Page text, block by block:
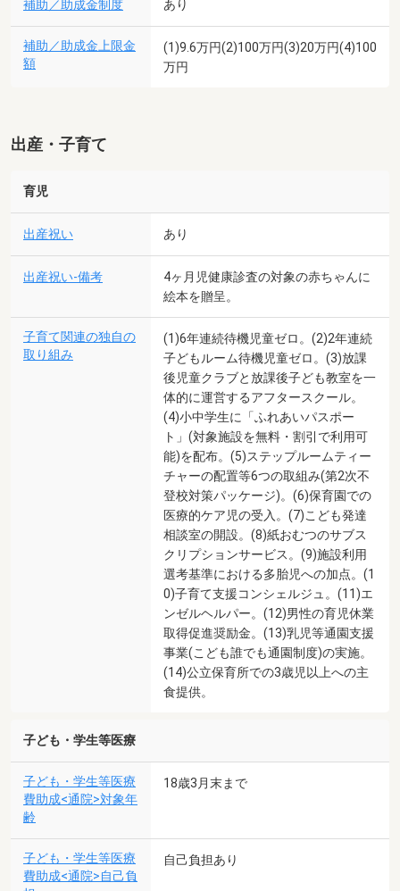
補助／助成金制度 あり
補助／助成金上限金
額
(1)9.6万円(2)100万円(3)20万円(4)100
万円
出産・子育て
育児
出産祝い あり
出産祝い-備考
4ヶ月児健康診査の対象の赤ちゃんに
絵本を贈呈。
子育て関連の独自の
取り組み
(1)6年連続待機児童ゼロ。(2)2年連続
子どもルーム待機児童ゼロ。(3)放課
後児童クラブと放課後子ども教室を一
体的に運営するアフタースクール。
(4)小中学生に「ふれあいパスポー
ト」(対象施設を無料・割引で利用可
能)を配布。(5)ステップルームティー
チャーの配置等6つの取組み(第2次不
登校対策パッケージ)。(6)保育園での
医療的ケア児の受入。(7)こども発達
相談室の開設。(8)紙おむつのサブス
クリプションサービス。(9)施設利用
選考基準における多胎児への加点。(1
0)子育て支援コンシェルジュ。(11)エ
ンゼルヘルパー。(12)男性の育児休業
取得促進奨励金。(13)乳児等通園支援
事業(こども誰でも通園制度)の実施。
(14)公立保育所での3歳児以上への主
食提供。
子ども・学生等医療
子ども・学生等医療
費助成<通院>対象年
齢
18歳3月末まで
子ども・学生等医療
費助成<通院>自己負
自己負担あり